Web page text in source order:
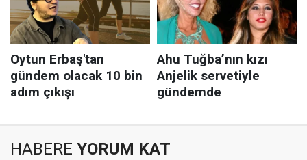
HABERE YORUM KAT